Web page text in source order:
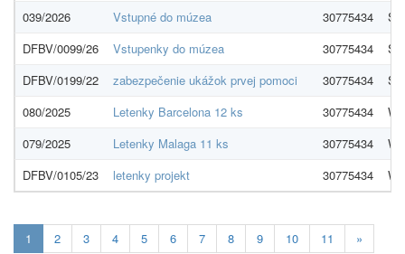
039/2026
Vstupné do múzea 30775434
DFBV/0099/26
Vstupenky do múzea 30775434
DFBV/0199/22
zabezpečenie ukážok prvej pomoci 30775434
080/2025
Letenky Barcelona 12 ks 30775434
079/2025
Letenky Malaga 11 ks 30775434
DFBV/0105/23
letenky projekt 30775434
1 Aktuálna
2 3 4 5 6 7 8 9 10 11 »